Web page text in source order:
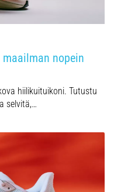
nopein
hiilikuituikoni. Tutustu
selvitä,…